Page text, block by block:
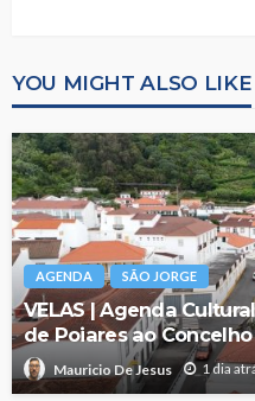
YOU MIGHT ALSO LIKE
AGENDA SÃO JORGE
VELAS | Agenda
de Poiares ao Concelho
Mauricio De Jesus 1 dia